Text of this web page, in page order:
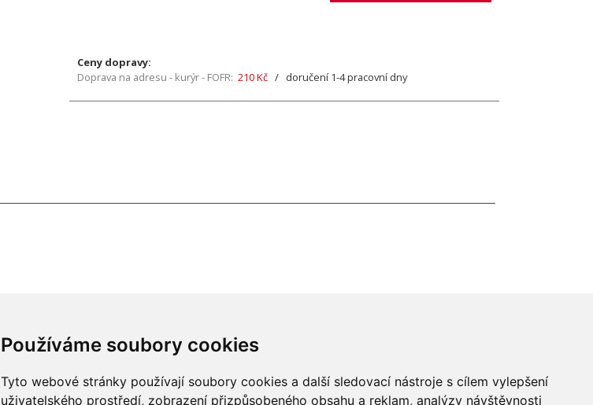
Používáme soubory cookies
Tyto webové stránky používají soubory cookies a další sledovací nástroje s cílem vylepšení
uživatelského prostředí, zobrazení přizpůsobeného obsahu a reklam, analýzy návštěvnosti
Ceny dopravy:
Doprava na adresu - kurýr - FOFR: 210 Kč / doručení 1-4 pracovní dny